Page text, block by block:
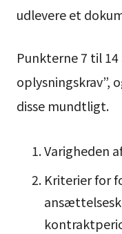
udlevere et
Punkterne 7 til
oplysningskrav”,
disse mundtligt.
Varigheden
Kriterier for